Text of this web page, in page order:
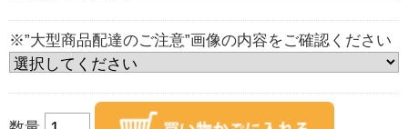
※”大型商品配達のご注意”画像の内容をご確認ください